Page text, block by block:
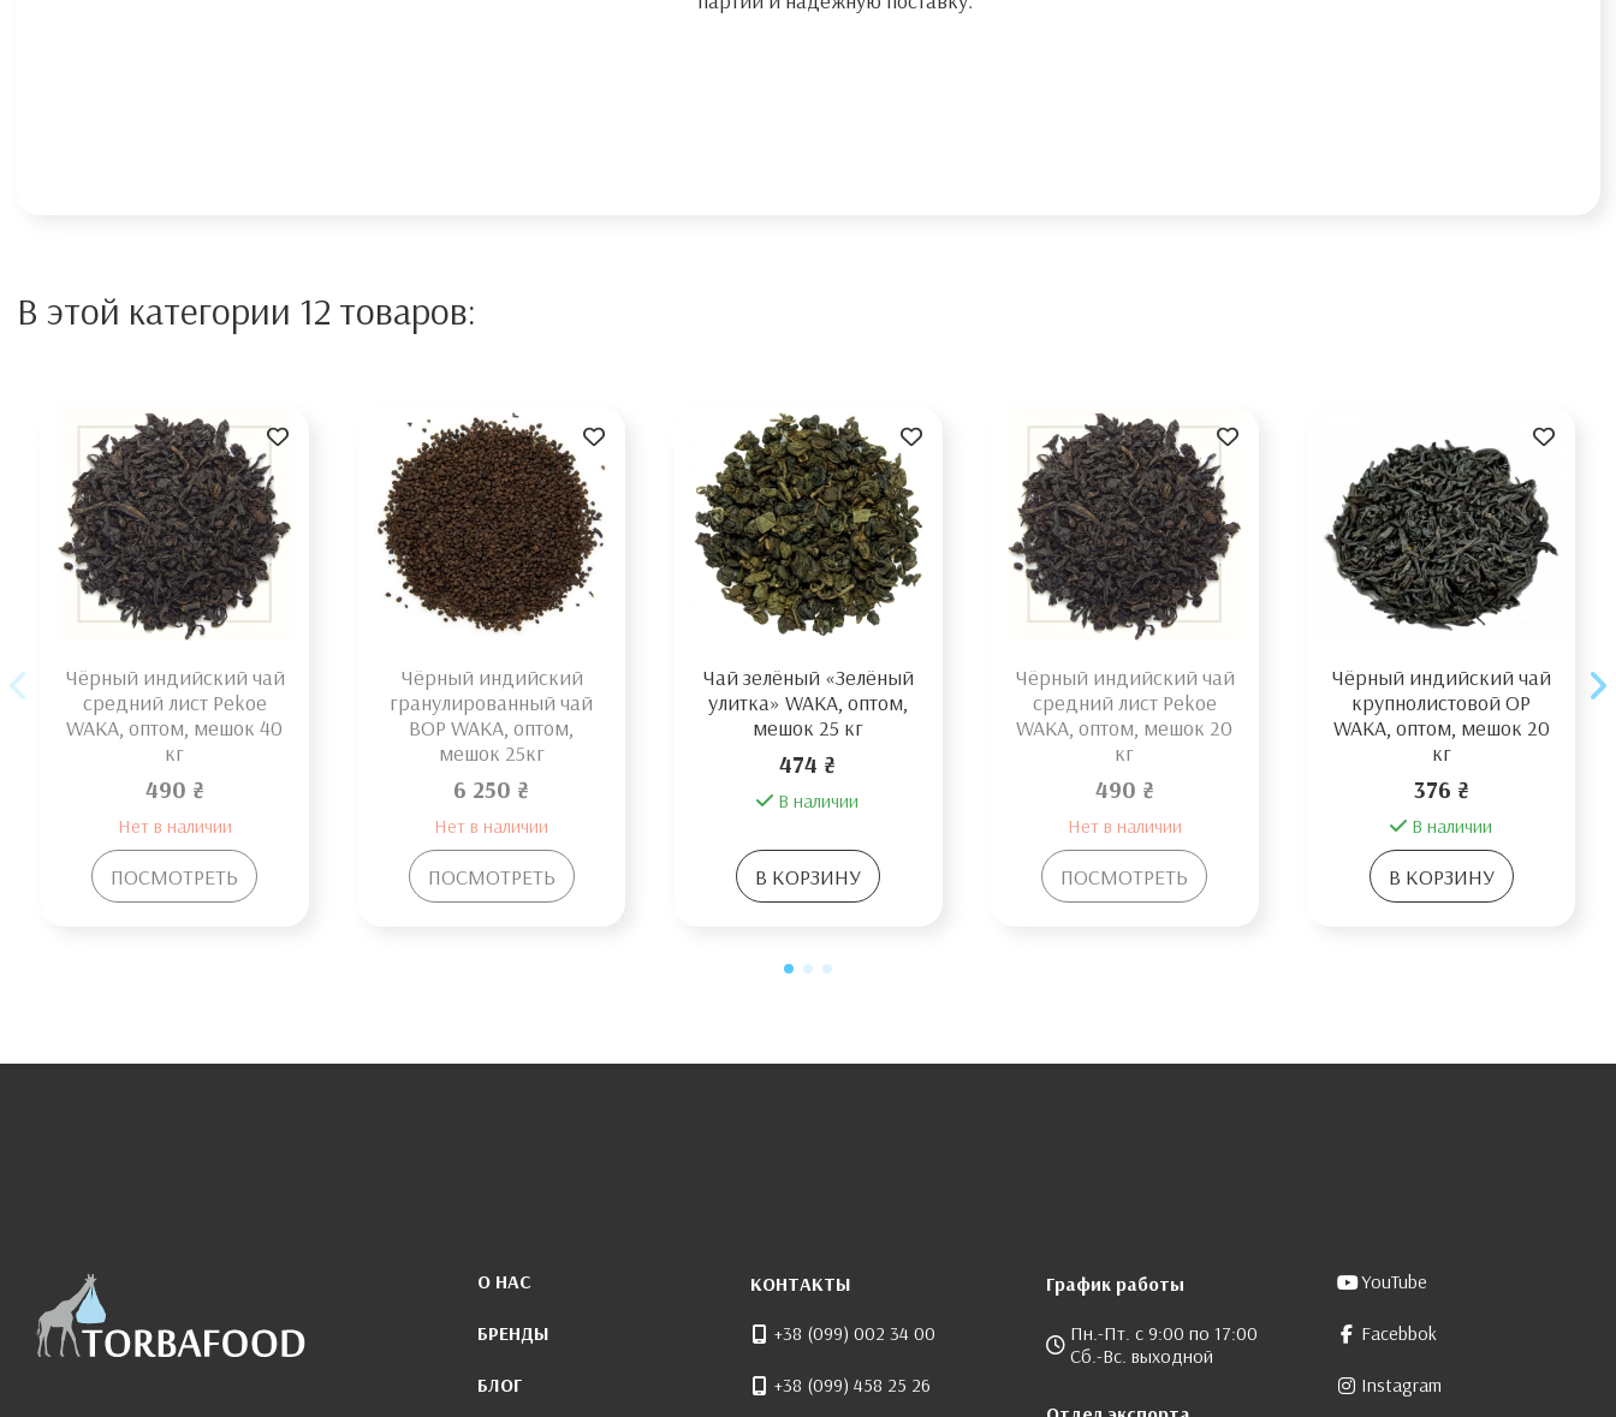
В этой категории 12 товаров:
Чёрный индийский чай
средний лист Pekoe
WAKA, оптом, мешок 40
кг
490 ₴
Нет в наличии
ПОСМОТРЕТЬ
Чёрный индийский
гранулированный чай
BOP WAKA, оптом,
мешок 25кг
6 250 ₴
Нет в наличии
ПОСМОТРЕТЬ
Чай зелёный «Зелёный
улитка» WAKA, оптом,
мешок 25 кг
474 ₴
В наличии
В КОРЗИНУ
Чёрный индийский чай
средний лист Pekoe
WAKA, оптом, мешок 20
кг
490 ₴
Нет в наличии
ПОСМОТРЕТЬ
Чёрный индийский чай
крупнолистовой OP
WAKA, оптом, мешок 20
кг
376 ₴
В наличии
В КОРЗИНУ
О НАС
БРЕНДЫ
БЛОГ
КОНТАКТЫ
+38 (099) 002 34 00
+38 (099) 458 25 26
График работы
Пн.-Пт. с 9:00 по 17:00
Сб.-Вс. выходной
YouTube
Facebbok
Instagram